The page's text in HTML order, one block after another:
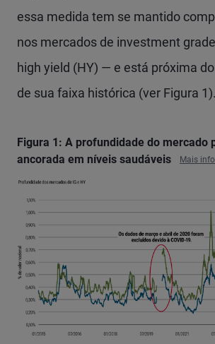
essa medida tem se mantido
nos mercados de investment
high yield (HY) — e está próxima
de sua faixa histórica (ver Figura 1).
Figura 1: A profundidade do mercado
ancorada em níveis saudáveis
Mais